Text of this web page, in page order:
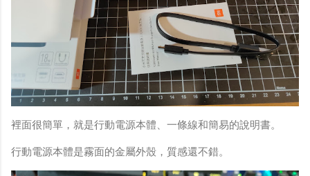
裡面很簡單，就是行動電源本體、一條線和簡易的說明書。
行動電源本體是霧面的金屬外殼，質感還不錯。